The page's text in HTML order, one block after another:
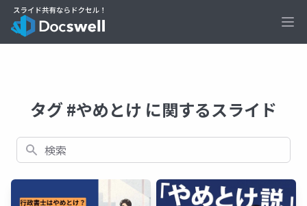
タグ #やめとけ に関するスライド
検索